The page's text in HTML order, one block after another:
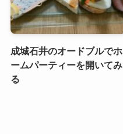
成城石井のオードブルでホ
ームパーティーを開いてみ
る